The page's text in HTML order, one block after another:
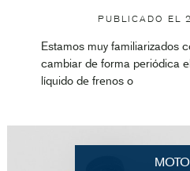
PUBLICADO EL
Estamos muy familiarizados
cambiar de forma periódica
líquido de frenos o